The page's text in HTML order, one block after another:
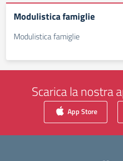
Modulistica famiglie
Modulistica famiglie
Scarica la nostra
App Store